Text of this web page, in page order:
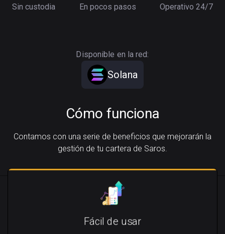
Sin custodia En pocos pasos Operativo 24/7
Disponible en la red:
Solana
Cómo funciona
Contamos con una serie de beneficios que mejorarán la
gestión de tu cartera de Saros.
Fácil de usar